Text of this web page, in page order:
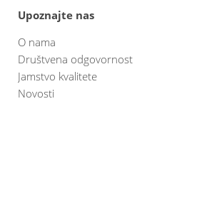
Upoznajte nas
O nama
Društvena odgovornost
Jamstvo kvalitete
Novosti